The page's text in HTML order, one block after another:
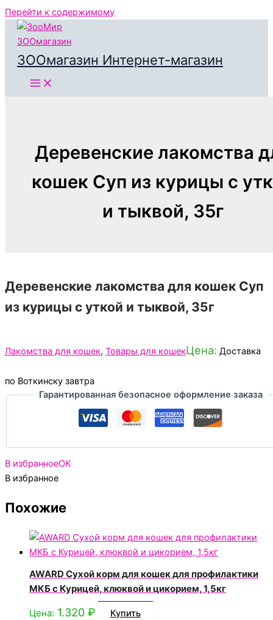
Перейти к содержимому
ЗООмагазин Интернет-магазин
Деревенские лакомства
кошек Суп из курицы с
и тыквой, 35г
Деревенские лакомства для кошек Суп
из курицы с уткой и тыквой, 35г
Лакомства для кошек, Товары для кошекЦена: Доставка
по Воткинску завтра
Гарантированная безопасное оформление заказа
В избранноеOK
В избранное
Похожие
AWARD Сухой корм для кошек для профилактики
МКБ с Курицей, клюквой и цикорием, 1,5кг
Цена: 1.320 ₽
Купить